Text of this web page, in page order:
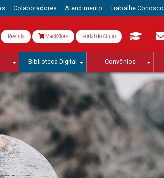
Colaboradores Atendimento Trabalhe Conosco
Revista MackStore Portal do Aluno
Biblioteca Digital Convênios